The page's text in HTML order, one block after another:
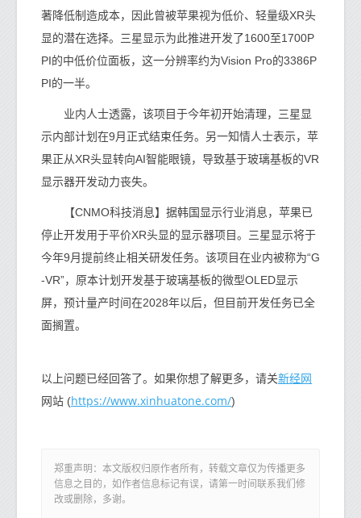
著降低制造成本，因此曾被苹果视为低价、轻量级XR头
显的潜在选择。三星显示为此推进开发了1600至1700P
PI的中低价位面板，这一分辨率约为Vision Pro的3386P
PI的一半。
业内人士透露，该项目于今年初开始清理，三星显
示内部计划在9月正式结束任务。另一知情人士表示，苹
果正从XR头显转向AI智能眼镜，导致基于玻璃基板的VR
显示器开发动力丧失。
【CNMO科技消息】据韩国显示行业消息，苹果已
停止开发用于平价XR头显的显示器项目。三星显示将于
今年9月提前终止相关研发任务。该项目在业内被称为“G
-VR”，原本计划开发基于玻璃基板的微型OLED显示
屏，预计量产时间在2028年以后，但目前开发任务已全
面搁置。
以上问题已经回答了。如果你想了解更多，请关新经网
网站 (https://www.xinhuatone.com/)
郑重声明：本文版权归原作者所有，转载文章仅为传播更多
信息之目的，如作者信息标记有误，请第一时间联系我们修
改或删除，多谢。